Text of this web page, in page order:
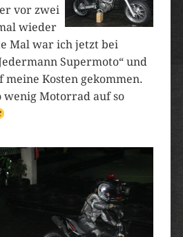
vor zwei
wieder
Mal war ich jetzt bei
Supermoto“ und
Kosten gekommen.
wenig Motorrad auf so